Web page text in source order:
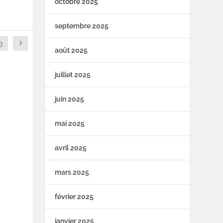
septembre 2025
août 2025
juillet 2025
juin 2025
mai 2025
avril 2025
mars 2025
février 2025
janvier 2025